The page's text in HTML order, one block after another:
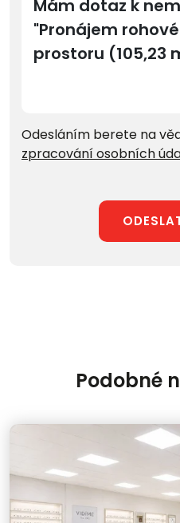
Odesláním berete na
zpracování osobních
Podobné